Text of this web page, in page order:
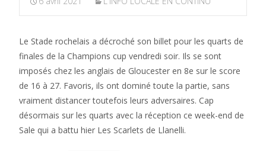
Le Stade rochelais a décroché son billet pour les quarts de
finales de la Champions cup vendredi soir. Ils se sont
imposés chez les anglais de Gloucester en 8e sur le score
de 16 à 27. Favoris, ils ont dominé toute la partie, sans
vraiment distancer toutefois leurs adversaires. Cap
désormais sur les quarts avec la réception ce week-end de
Sale qui a battu hier Les Scarlets de Llanelli.